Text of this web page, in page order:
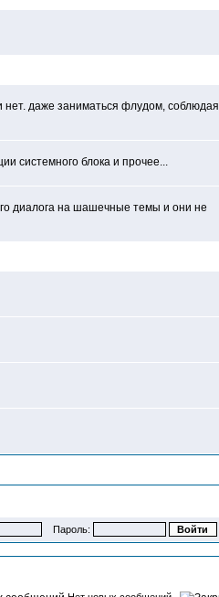
даже заниматься флудом, соблюдая
системного блока и прочее...
диалога на шашечные темы и они не
Пароль: